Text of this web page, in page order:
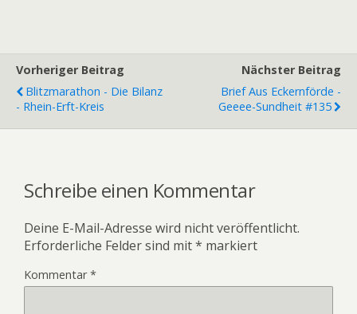
Vorheriger Beitrag
Blitzmarathon - Die Bilanz
- Rhein-Erft-Kreis
Nächster Beitrag
Brief Aus Eckernförde -
Geeee-Sundheit #135
Schreibe einen Kommentar
Deine E-Mail-Adresse wird nicht veröffentlicht.
Erforderliche Felder sind mit* markiert
Kommentar*